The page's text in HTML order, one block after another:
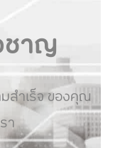
ชาญ
สำเร็จ ของคุณ
า